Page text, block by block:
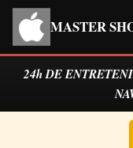
MASTER
24h DE